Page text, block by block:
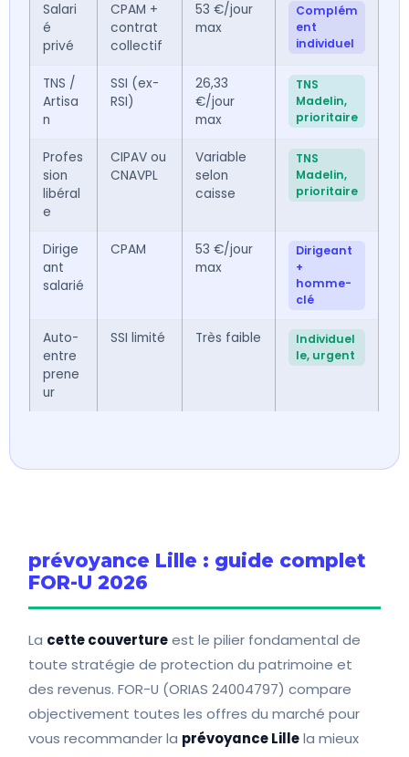
Salari
é
privé
CPAM +
contrat
collectif
53 €/jour
max
Complém
ent
individuel
TNS /
Artisa
n
SSI (ex-
RSI)
26,33
€/jour
max
TNS
Madelin,
prioritaire
Profes
sion
libéral
e
CIPAV ou
CNAVPL
Variable
selon
caisse
TNS
Madelin,
prioritaire
Dirige
ant
salarié
CPAM
53 €/jour
max
Dirigeant
+
homme-
clé
Auto-
entre
prene
ur
SSI limité Très faible
Individuel
le, urgent
prévoyance Lille : guide complet
FOR-U 2026
La cette couvertureest le pilier fondamental de
toute stratégie de protection du patrimoine et
des revenus. FOR-U (ORIAS 24004797) compare
objectivement toutes les offres du marché pour
vous recommander la prévoyance Lillela mieux